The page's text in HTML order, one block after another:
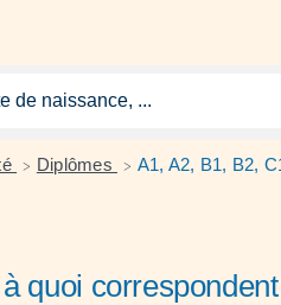
> Diplômes > A1, A2, B1, B2,
à quoi